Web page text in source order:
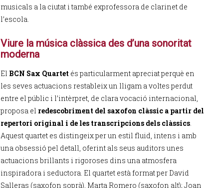
musicals a la ciutat i també exprofessora de clarinet de
l’escola.
Viure la música clàssica des d’una sonoritat
moderna
El BCN Sax Quartet és particularment apreciat perquè en
les seves actuacions restableix un lligam a voltes perdut
entre el públic i l’intèrpret, de clara vocació internacional,
proposa el redescobriment del saxofon clàssic a partir del
repertori original i de les transcripcions dels clàssics.
Aquest quartet es distingeix per un estil fluid, intens i amb
una obsessió pel detall, oferint als seus auditors unes
actuacions brillants i rigoroses dins una atmosfera
inspiradora i seductora. El quartet està format per David
Salleras (saxofon soprà), Marta Romero (saxofon alt); Joan